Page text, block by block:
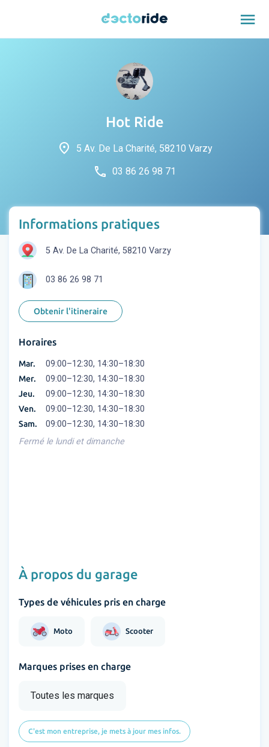
menu
Hot Ride
place 5 Av. De La Charité, 58210 Varzy
phone 03 86 26 98 71
Informations pratiques
5 Av. De La Charité, 58210 Varzy
03 86 26 98 71
Obtenir l'itineraire
Horaires
Mar. 09:00–12:30, 14:30–18:30
Mer. 09:00–12:30, 14:30–18:30
Jeu. 09:00–12:30, 14:30–18:30
Ven. 09:00–12:30, 14:30–18:30
Sam.
09:00–12:30, 14:30–18:30
Fermé le lundi et dimanche
À propos du garage
Types de véhicules pris en charge
Moto Scooter
Marques prises en charge
Toutes les marques
C'est mon entreprise, je mets à jour mes infos.